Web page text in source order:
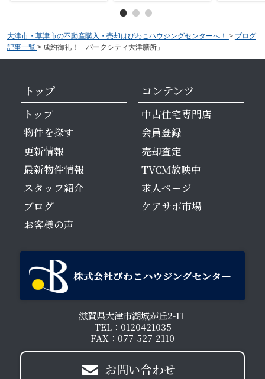
大津市・草津市の不動産購入・売却はびわこハウジングセンターへ！ > ブログ
記事一覧 > 成約御礼！「パークシティ大津膳所」
トップ
トップ
物件を探す
更新情報
最新物件情報
スタッフ紹介
ブログ
お客様の声
コンテンツ
中古住宅専門店
会員登録
売却査定
TVCM放映中
求人ページ
ケアサポ市場
滋賀県大津市湖城が丘2-11
TEL：0120421035
FAX：077-527-2110
お問い合わせ